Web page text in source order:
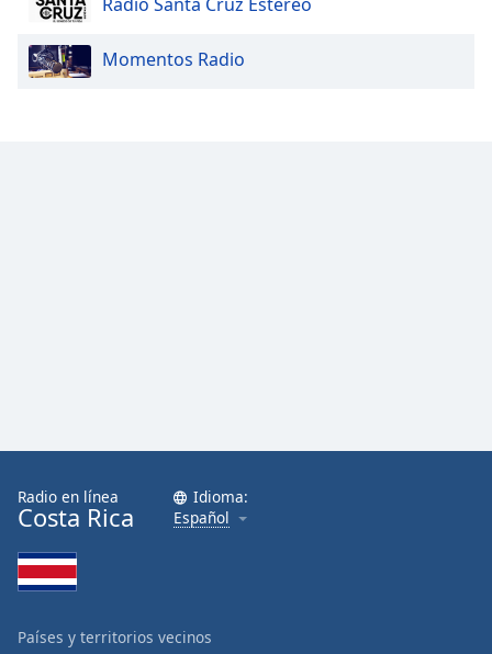
Text
Momentos Radio
Radio en línea
Costa Rica
Idioma:
Español
Países y territorios vecinos